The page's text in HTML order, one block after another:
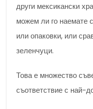
други мексикански
можем ли го наемате
или опаковки, или
зеленчуци.
Това е множество
съответствие с най-